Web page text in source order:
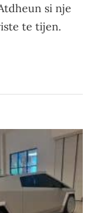
si nje
te tijen.